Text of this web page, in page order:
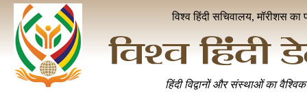
विश्व हिंदी सचिवालय, मॉरीशस का
हिंदी विद्वानों और संस्थाओं का